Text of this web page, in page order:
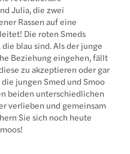
Julia, die zwei
Rassen auf eine
Die roten Smeds
blau sind. Als der junge
Beziehung eingehen, fällt
zu akzeptieren oder gar
jungen Smed und Smoo
beiden unterschiedlichen
verlieben und gemeinsam
Sie sich noch heute